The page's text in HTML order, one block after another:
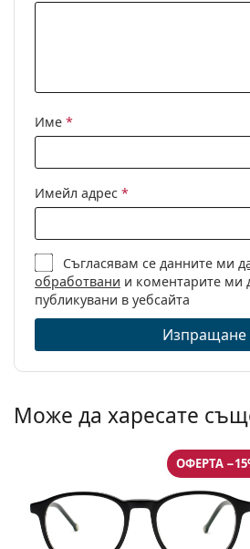
панти:
почистване:
Да
Категория:
Диоптрични
Марка:
Ray-Ban
Код:
0RX7199 5204
Име *
Имейл адрес *
Съгласявам се данните ми
обработвани и коментарите ми
публикувани в уебсайта
Изпращане
Може да харесате
ОФЕРТА